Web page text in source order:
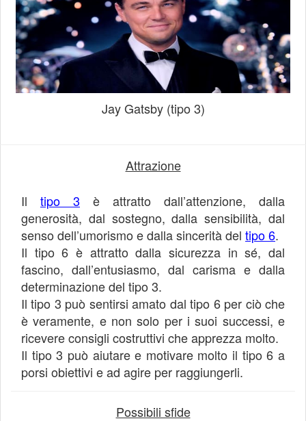
Jay Gatsby (tipo 3)
Attrazione
Il tipo 3 è attratto dall’attenzione, dalla
generosità, dal sostegno, dalla sensibilità, dal
senso dell’umorismo e dalla sincerità del tipo 6.
Il tipo 6 è attratto dalla sicurezza in sé, dal
fascino, dall’entusiasmo, dal carisma e dalla
determinazione del tipo 3.
Il tipo 3 può sentirsi amato dal tipo 6 per ciò che
è veramente, e non solo per i suoi successi, e
ricevere consigli costruttivi che apprezza molto.
Il tipo 3 può aiutare e motivare molto il tipo 6 a
porsi obiettivi e ad agire per raggiungerli.
Possibili sfide